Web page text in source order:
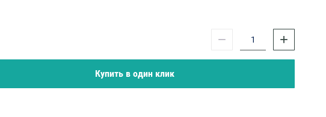
− +
Купить в один клик